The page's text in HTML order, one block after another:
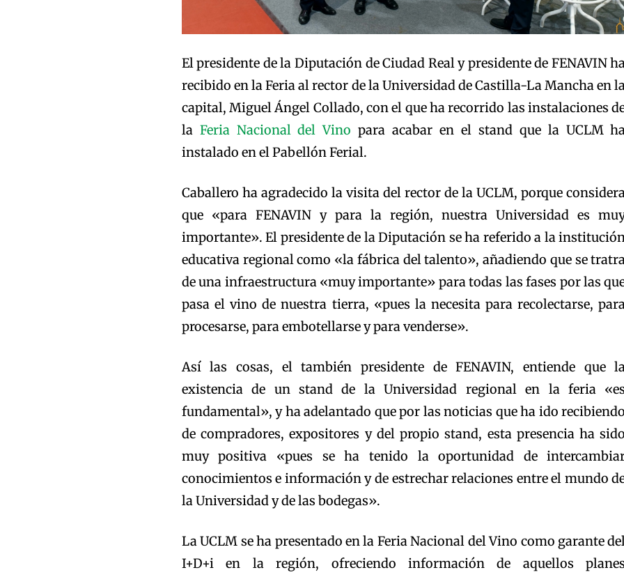
El presidente de la Diputación de Ciudad Real y presidente de FENAVIN
recibido en la Feria al rector de la Universidad de Castilla-La Mancha en
capital, Miguel Ángel Collado, con el que ha recorrido las instalaciones
la Feria Nacional del Vino para acabar en el stand que la UCLM
instalado en el Pabellón Ferial.
Caballero ha agradecido la visita del rector de la UCLM, porque
que «para FENAVIN y para la región, nuestra Universidad es
importante». El presidente de la Diputación se ha referido a la
educativa regional como «la fábrica del talento», añadiendo que se
de una infraestructura «muy importante» para todas las fases por las
pasa el vino de nuestra tierra, «pues la necesita para recolectarse,
procesarse, para embotellarse y para venderse».
Así las cosas, el también presidente de FENAVIN, entiende que
existencia de un stand de la Universidad regional en la feria
fundamental», y ha adelantado que por las noticias que ha ido
de compradores, expositores y del propio stand, esta presencia ha
muy positiva «pues se ha tenido la oportunidad de
conocimientos e información y de estrechar relaciones entre el mundo
la Universidad y de las bodegas».
La UCLM se ha presentado en la Feria Nacional del Vino como garante
I+D+i en la región, ofreciendo información de aquellos